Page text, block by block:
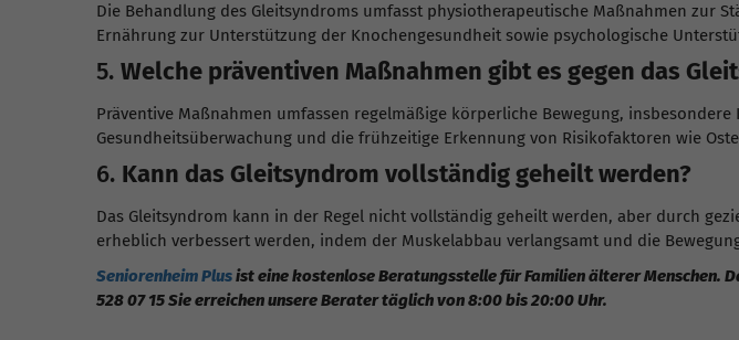
Die Behandlung des Gleitsyndroms umfasst physiotherapeutische Maßnahmen zur
Ernährung zur Unterstützung der Knochengesundheit sowie psychologische
5. Welche präventiven Maßnahmen gibt es gegen das
Präventive Maßnahmen umfassen regelmäßige körperliche Bewegung,
Gesundheitsüberwachung und die frühzeitige Erkennung von Risikofaktoren wie
6. Kann das Gleitsyndrom vollständig geheilt werden?
Das Gleitsyndrom kann in der Regel nicht vollständig geheilt werden, aber durch
erheblich verbessert werden, indem der Muskelabbau verlangsamt und die
Seniorenheim Plusist eine kostenlose Beratungsstelle für Familien älterer Menschen.
528 07 15 Sie erreichen unsere Berater täglich von 8:00 bis 20:00 Uhr.